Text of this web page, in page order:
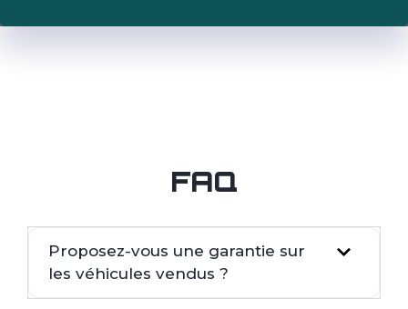
FAQ
Proposez-vous une garantie sur
les véhicules vendus ?